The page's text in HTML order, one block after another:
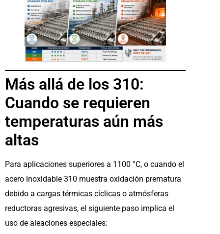
Más allá de los 310:
Cuando se requieren
temperaturas aún más
altas
Para aplicaciones superiores a 1100 °C, o cuando el
acero inoxidable 310 muestra oxidación prematura
debido a cargas térmicas cíclicas o atmósferas
reductoras agresivas, el siguiente paso implica el
uso de aleaciones especiales: